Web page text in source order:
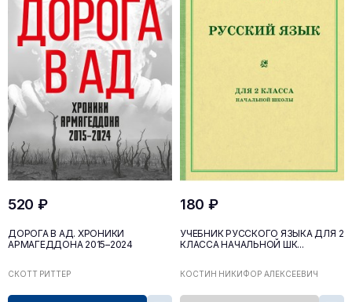
520 ₽
ДОРОГА В АД. ХРОНИКИ
АРМАГЕДДОНА 2015–2024
СКОТТ РИТТЕР
180 ₽
УЧЕБНИК РУССКОГО ЯЗЫКА ДЛЯ 2
КЛАССА НАЧАЛЬНОЙ ШК...
КОСТИН НИКИФОР АЛЕКСЕЕВИЧ